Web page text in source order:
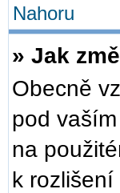
Nahoru
» Jak
Obecně
pod
na
k